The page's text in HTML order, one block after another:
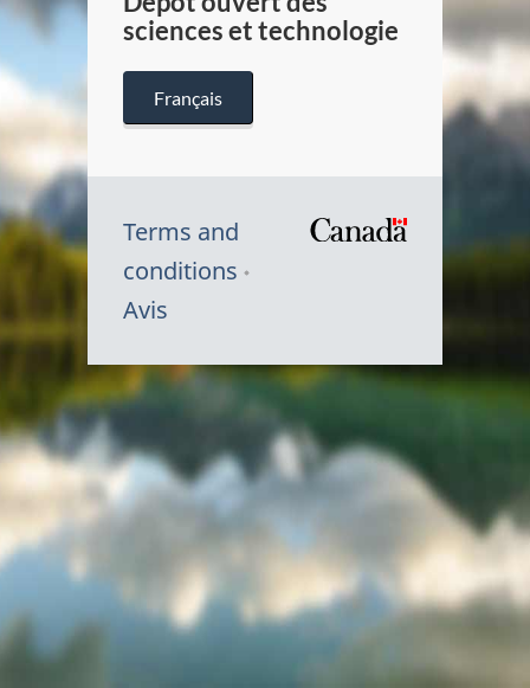
sciences et technologie
Français
Terms and
conditions
Avis
Symbole
du